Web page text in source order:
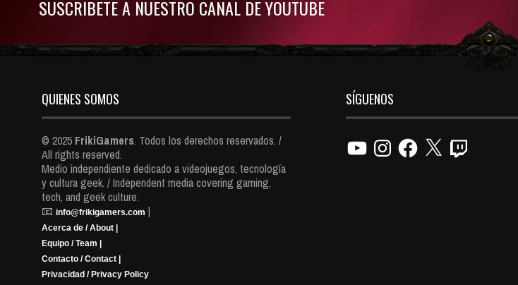
SUSCRIBETE A NUESTRO CANAL DE YOUTUBE
QUIENES SOMOS
© 2025 FrikiGamers. Todos los derechos reservados. /
All rights reserved.
Medio independiente dedicado a videojuegos, tecnología
y cultura geek. / Independent media covering gaming,
tech, and geek culture.
📧 info@frikigamers.com |
Acerca de / About |
Equipo / Team |
Contacto / Contact |
Privacidad / Privacy Policy
SÍGUENOS
YouTubeInstagramFacebook
X Twitch